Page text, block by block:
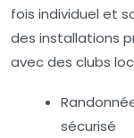
fois individuel et
des installations
avec des clubs
sécurisé